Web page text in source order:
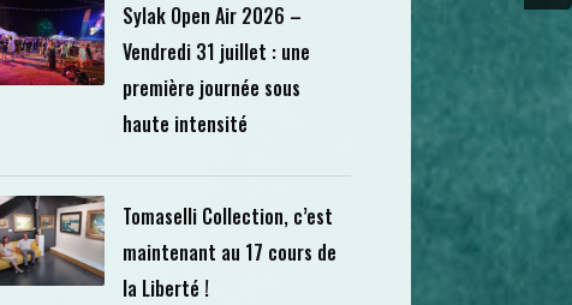
Sylak Open Air 2026 –
Vendredi 31 juillet : une
première journée sous
haute intensité
Tomaselli Collection, c’est
maintenant au 17 cours de
la Liberté !